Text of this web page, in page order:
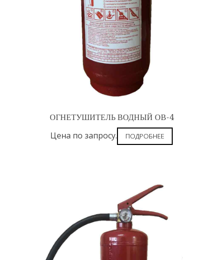
ОГНЕТУШИТЕЛЬ ВОДНЫЙ ОВ-4
Цена по запросу. ПОДРОБНЕЕ